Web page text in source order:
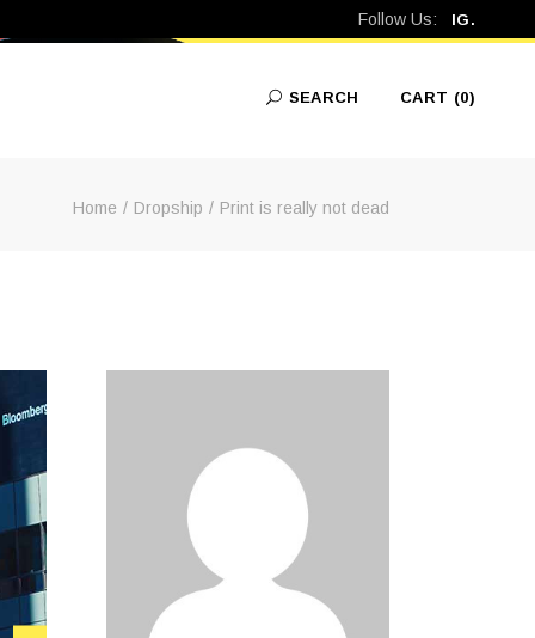
Follow Us: IG.
SEARCH CART (0)
No products in the cart.
Home Dropship Print is really not dead